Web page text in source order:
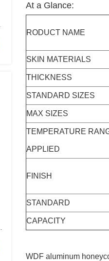
At a Glance:
RODUCT NAME
SKIN MATERIALS
THICKNESS
STANDARD SIZES
MAX SIZES
TEMPERATURE
APPLIED
FINISH
STANDARD
CAPACITY
WDF aluminum